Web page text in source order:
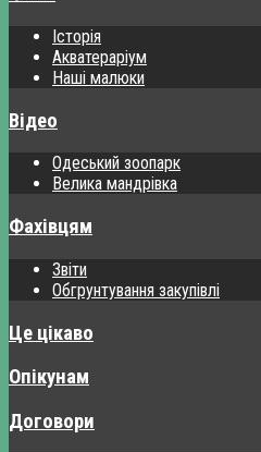
Історія
Акватераріум
Наші малюки
Відео
Одеський зоопарк
Велика мандрівка
Фахівцям
Звіти
Обгрунтування закупівлі
Це цікаво
Опікунам
Договори